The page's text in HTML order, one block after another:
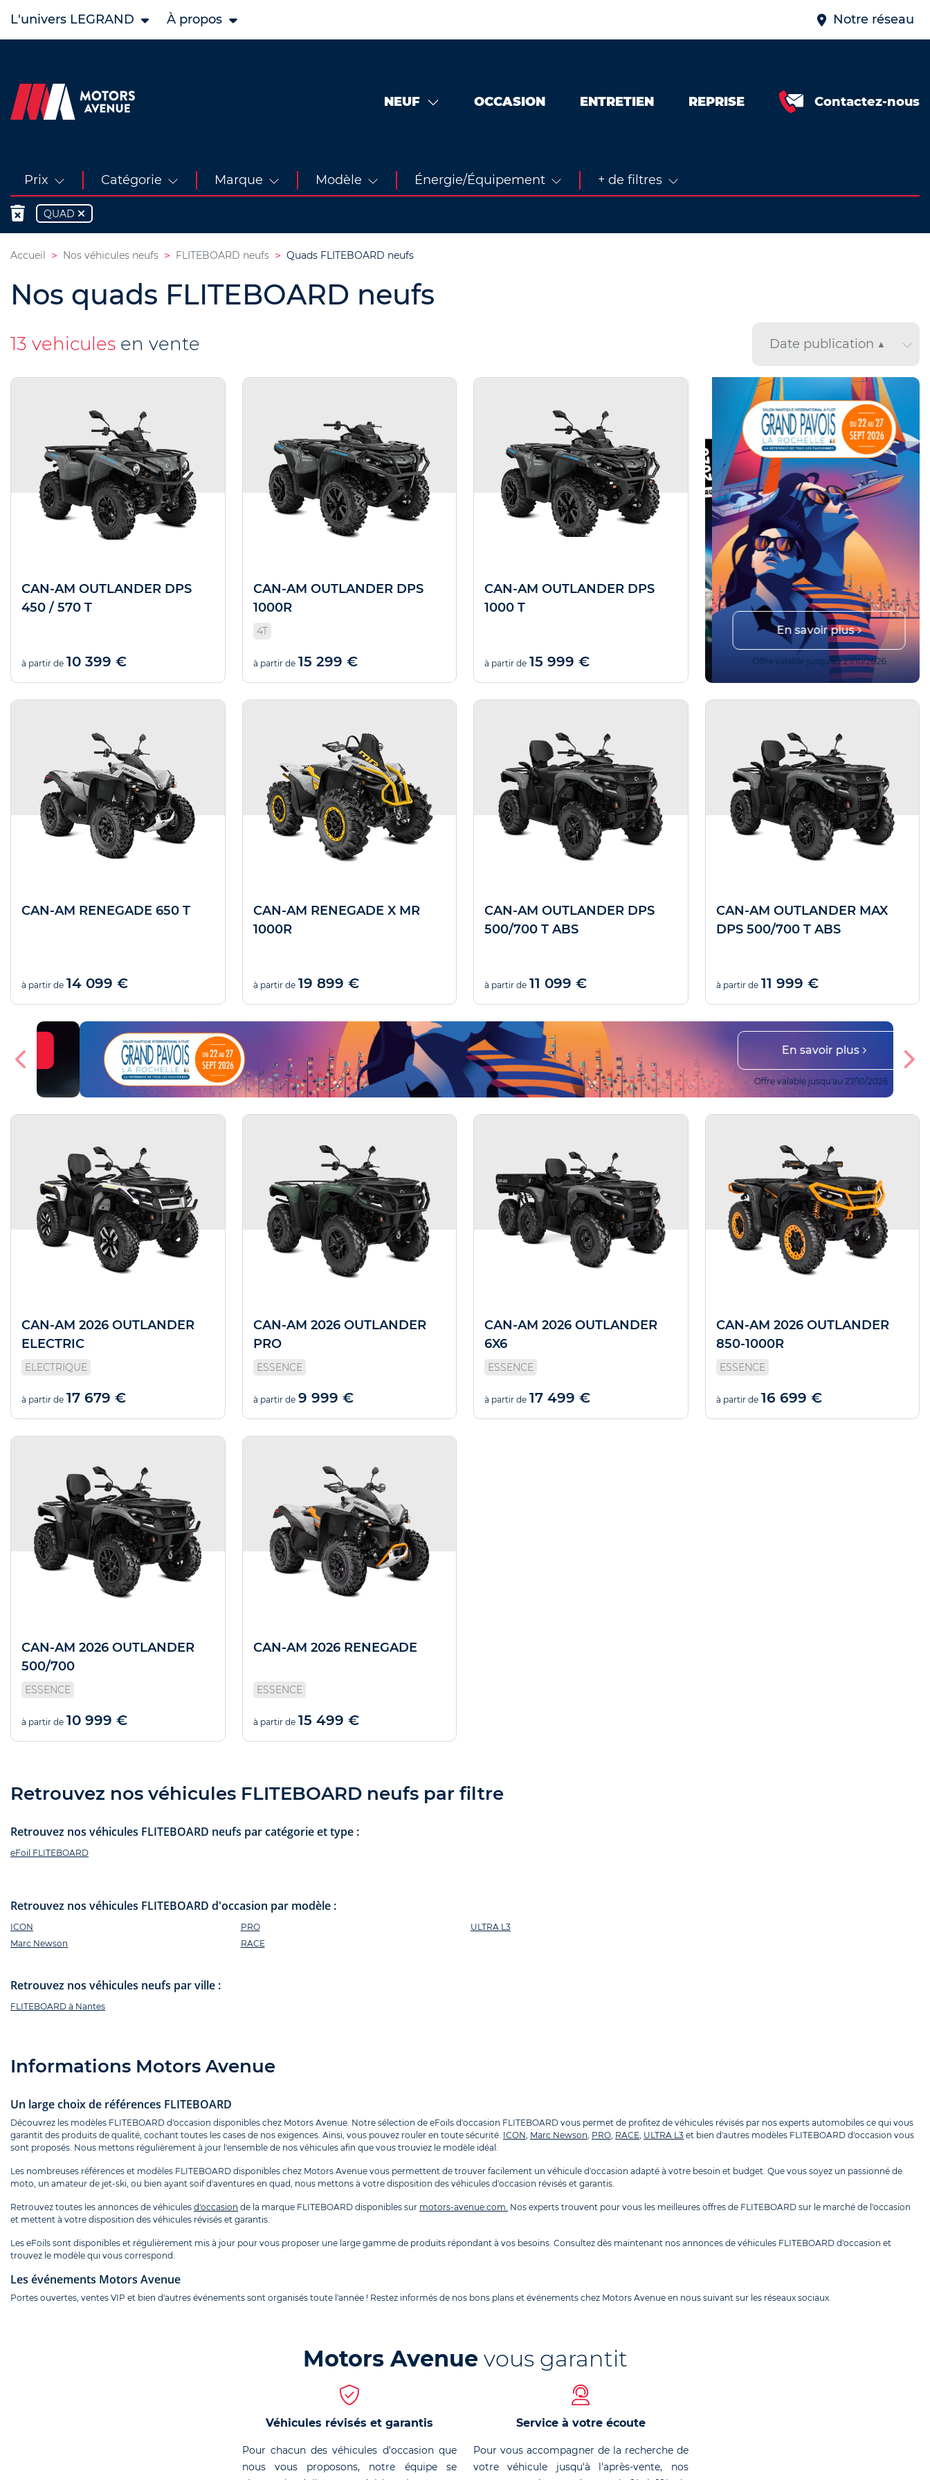
L'univers LEGRAND À propos Notre réseau
NEUF OCCASION ENTRETIEN REPRISE Contactez-nous
Prix Catégorie Marque Modèle Énergie/Équipement + de filtres
QUAD
Accueil Nos véhicules neufs FLITEBOARD neufs Quads FLITEBOARD neufs
Nos quads FLITEBOARD neufs
13 vehicules en vente
CAN-AM OUTLANDER DPS
450 / 570 T
à partir de 10 399 €
CAN-AM OUTLANDER DPS
1000R
4T
à partir de 15 299 €
CAN-AM OUTLANDER DPS
1000 T
à partir de 15 999 €
Offre valable jusqu'au 14/08/2026
En savoir plus
Offre valable jusqu'au 27/10/2026
CAN-AM RENEGADE 650 T
à partir de 14 099 €
CAN-AM RENEGADE X MR
1000R
à partir de 19 899 €
CAN-AM OUTLANDER DPS
500/700 T ABS
à partir de 11 099 €
CAN-AM OUTLANDER MAX
DPS 500/700 T ABS
à partir de 11 999 €
En savoir plus
Offre valable jusqu'au 27/10/2026
CAN-AM 2026 OUTLANDER
ELECTRIC
ELECTRIQUE
à partir de 17 679 €
CAN-AM 2026 OUTLANDER
PRO
ESSENCE
à partir de 9 999 €
CAN-AM 2026 OUTLANDER
6X6
ESSENCE
à partir de 17 499 €
CAN-AM 2026 OUTLANDER
850-1000R
ESSENCE
à partir de 16 699 €
CAN-AM 2026 OUTLANDER
500/700
ESSENCE
à partir de 10 999 €
CAN-AM 2026 RENEGADE
ESSENCE
à partir de 15 499 €
Retrouvez nos véhicules FLITEBOARD neufs par filtre
Retrouvez nos véhicules FLITEBOARD neufs par catégorie et type :
eFoil FLITEBOARD
Retrouvez nos véhicules FLITEBOARD d'occasion par modèle :
ICON
Marc Newson
PRO
RACE
ULTRA L3
Retrouvez nos véhicules neufs par ville :
FLITEBOARD à Nantes
Informations Motors Avenue
Un large choix de références FLITEBOARD
Découvrez les modèles FLITEBOARD d'occasion disponibles chez Motors Avenue. Notre sélection de eFoils d'occasion FLITEBOARD vous permet de profitez de véhicules révisés par nos experts automobiles ce qui vous
garantit des produits de qualité, cochant toutes les cases de nos exigences. Ainsi, vous pouvez rouler en toute sécurité. ICON Marc Newson PRO RACE ULTRA L3 et bien d'autres modèles FLITEBOARD d'occasion vous
sont proposés. Nous mettons régulièrement à jour l'ensemble de nos véhicules afin que vous trouviez le modèle idéal.
Les nombreuses références et modèles FLITEBOARD disponibles chez Motors Avenue vous permettent de trouver facilement un véhicule d'occasion adapté à votre besoin et budget. Que vous soyez un passionné de
moto, un amateur de jet-ski, ou bien ayant soif d'aventures en quad, nous mettons à votre disposition des véhicules d'occasion révisés et garantis.
Retrouvez toutes les annonces de véhicules d'occasion de la marque FLITEBOARD disponibles sur motors-avenue.com. Nos experts trouvent pour vous les meilleures offres de FLITEBOARD sur le marché de l'occasion
et mettent à votre disposition des véhicules révisés et garantis.
Les eFoils sont disponibles et régulièrement mis à jour pour vous proposer une large gamme de produits répondant à vos besoins. Consultez dès maintenant nos annonces de véhicules FLITEBOARD d'occasion et
trouvez le modèle qui vous correspond.
Les événements Motors Avenue
Portes ouvertes, ventes VIP et bien d'autres événements sont organisés toute l'année ! Restez informés de nos bons plans et événements chez Motors Avenue en nous suivant sur les réseaux sociaux.
Motors Avenuevous garantit
Véhicules révisés et garantis
Pour chacun des véhicules d'occasion que
nous vous proposons, notre équipe se
Service à votre écoute
Pour vous accompagner de la recherche de
votre véhicule jusqu'à l'après-vente, nos